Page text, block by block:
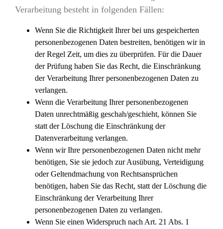
Verarbeitung besteht in folgenden Fällen:
Wenn Sie die Richtigkeit Ihrer bei uns gespeicherten
personenbezogenen Daten bestreiten, benötigen wir in
der Regel Zeit, um dies zu überprüfen. Für die Dauer
der Prüfung haben Sie das Recht, die Einschränkung
der Verarbeitung Ihrer personenbezogenen Daten zu
verlangen.
Wenn die Verarbeitung Ihrer personenbezogenen
Daten unrechtmäßig geschah/geschieht, können Sie
statt der Löschung die Einschränkung der
Datenverarbeitung verlangen.
Wenn wir Ihre personenbezogenen Daten nicht mehr
benötigen, Sie sie jedoch zur Ausübung, Verteidigung
oder Geltendmachung von Rechtsansprüchen
benötigen, haben Sie das Recht, statt der Löschung die
Einschränkung der Verarbeitung Ihrer
personenbezogenen Daten zu verlangen.
Wenn Sie einen Widerspruch nach Art. 21 Abs. 1